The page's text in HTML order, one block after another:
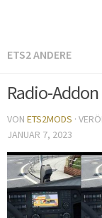
ETS2 ANDERE
Radio-Addon
VON ETS2MODS ·
JANUAR 7, 2023